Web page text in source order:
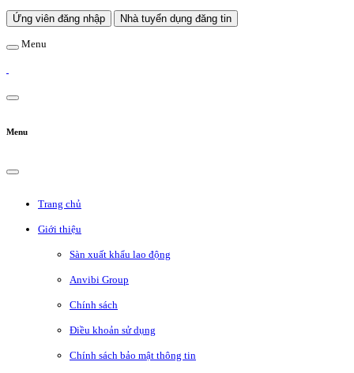
Ứng viên đăng nhập Nhà tuyển dụng đăng tin
Menu
Menu
Trang chủ
Giới thiệu
Sàn xuất khẩu lao động
Anvibi Group
Chính sách
Điều khoản sử dụng
Chính sách bảo mật thông tin